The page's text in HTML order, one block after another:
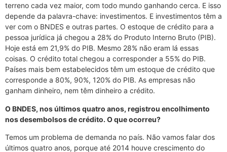
terreno cada vez maior, com todo mundo ganhando cerca. E isso
depende da palavra-chave: investimentos. E investimentos têm a
ver com o BNDES e outras partes. O estoque de crédito para a
pessoa jurídica já chegou a 28% do Produto Interno Bruto (PIB).
Hoje está em 21,9% do PIB. Mesmo 28% não eram lá essas
coisas. O crédito total chegou a corresponder a 55% do PIB.
Países mais bem estabelecidos têm um estoque de crédito que
corresponde a 80%, 90%, 120% do PIB. As empresas não
ganham dinheiro, nem têm dinheiro a crédito.
O BNDES, nos últimos quatro anos, registrou encolhimento
nos desembolsos de crédito. O que ocorreu?
Temos um problema de demanda no país. Não vamos falar dos
últimos quatro anos, porque até 2014 houve crescimento do